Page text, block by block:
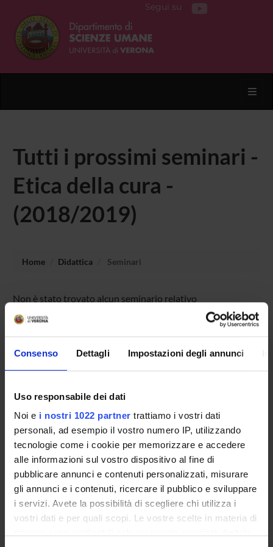
Consenso Dettagli Impostazioni degli annunci
Uso responsabile dei dati
Noi e i nostri 1022 partner trattiamo i vostri dati
personali, ad esempio il vostro numero IP, utilizzando
tecnologie come i cookie per memorizzare e accedere
alle informazioni sul vostro dispositivo al fine di
pubblicare annunci e contenuti personalizzati, misurare
gli annunci e i contenuti, ricercare il pubblico e sviluppare
i servizi. Avete la possibilità di scegliere chi utilizza i
vostri dati e per quali scopi. Le vostre scelte in materia di
Segui su
Tutti i prossimi seminari -
Etica della cura -
(2018/2019)
Home Didattica Seminari
Non è stato trovato alcun seminario relativo
all'insegnamento Etica della cura.
CORSI DI STUDIO
DOTTORATI, MASTER E FORMAZIONE SUPERIORE
Contatti
Persone
Luoghi
Calendario